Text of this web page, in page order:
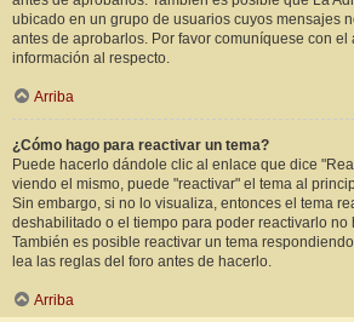
ubicado en un grupo de usuarios cuyos mensajes
antes de aprobarlos. Por favor comuníquese con
información al respecto.
Arriba
¿Cómo hago para reactivar un tema?
Puede hacerlo dándole clic al enlace que dice
viendo el mismo, puede "reactivar" el tema al
Sin embargo, si no lo visualiza, entonces el tema
deshabilitado o el tiempo para poder reactivarlo no
También es posible reactivar un tema
lea las reglas del foro antes de hacerlo.
Arriba